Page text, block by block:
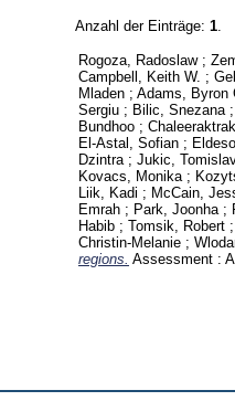
Anzahl der Einträge: 1
Rogoza, Radoslaw;
Campbell, Keith W. ;
Mladen ; Adams, Byron
Sergiu ; Bilic, Snezana ;
Bundhoo ;
El-Astal, Sofian ;
Dzintra ; Jukic,
Kovacs, Monika ;
Liik, Kadi ; McCain,
Emrah ; Park, Joonha ;
Habib ; Tomsik, Robert ;
Christin-Melanie ;
regions. Assessment :